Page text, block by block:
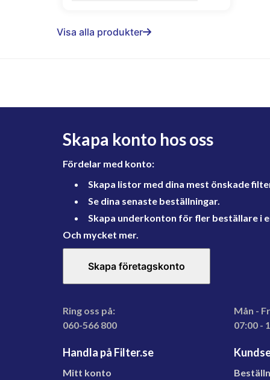
Visa alla produkter
Skapa konto hos oss
Fördelar med konto:
Skapa listor med dina mest önskade
Se dina senaste beställningar.
Skapa underkonton för fler beställare i
Och mycket mer.
Skapa företagskonto
Ring oss på:
060-566 800
Mån -
07:00 -
Handla på Filter.se
Mitt konto